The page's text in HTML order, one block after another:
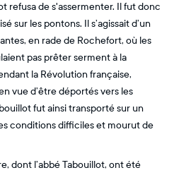
refusa de s'assermenter. Il fut donc
sur les pontons. Il s’agissait d’un
en rade de Rochefort, où les
pas prêter serment à la
la Révolution française,
vue d’être déportés vers les
fut ainsi transporté sur un
conditions difficiles et mourut de
dont l’abbé Tabouillot, ont été